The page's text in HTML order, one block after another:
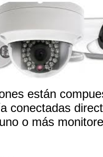
están
conectadas
o más